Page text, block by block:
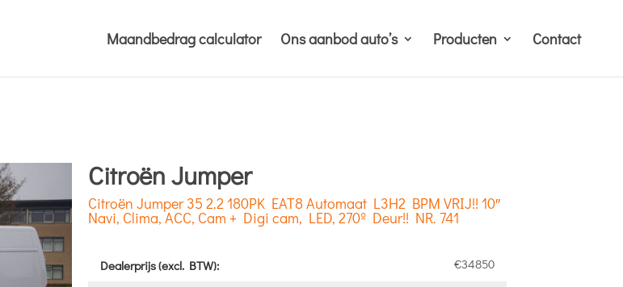
Maandbedrag calculator Ons aanbod auto’s Producten Contact
Citroën Jumper
Citroën Jumper 35 2.2 180PK EAT8 Automaat L3H2 BPM VRIJ!! 10″
Navi, Clima, ACC, Cam + Digi cam, LED, 270º Deur!! NR. 741
Dealerprijs (excl. BTW): €34850